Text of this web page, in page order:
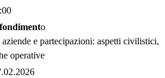
o
e partecipazioni: aspetti civilistici,
operative